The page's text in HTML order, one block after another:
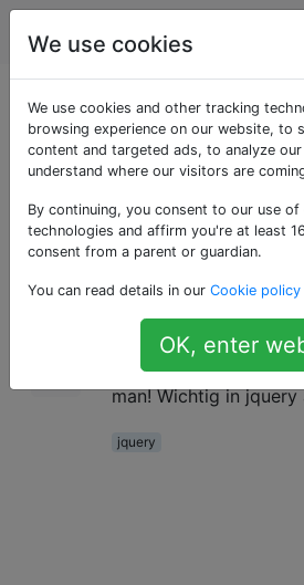
Programmierung
Wie man!
jquery
72
Ich versuche,! CSS-
"tabs").css(
aber! wichtig hat
man! Wichtig in jquery
jquery
We use cookies
We use cookies and other tracking
browsing experience on our website, to
content and targeted ads, to analyze
understand where our visitors are
By continuing, you consent to our use
technologies and affirm you're at least
consent from a parent or guardian.
You can read details in our Cookie policy
OK, enter